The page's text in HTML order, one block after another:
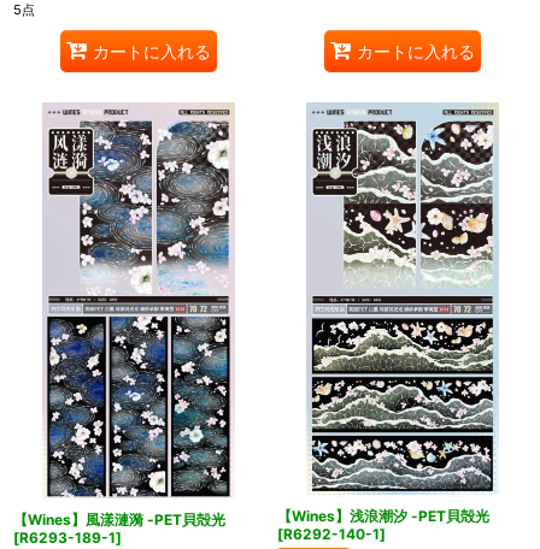
5点
カートに入れる カートに入れる
【Wines】風漾漣漪 -PET貝殻光
[R6293-189-1]
【Wines】浅浪潮汐 -PET貝殻光
[R6292-140-1]